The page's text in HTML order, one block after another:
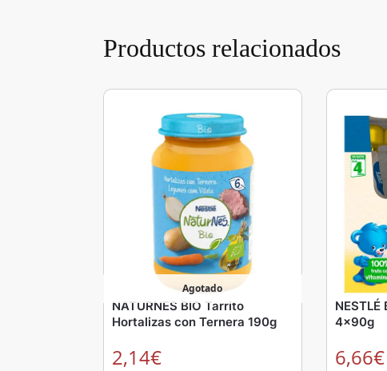
Productos relacionados
Agotado
NATURNES BIO Tarrito
Hortalizas con Ternera 190g
2,14€
4x90g
6,66€